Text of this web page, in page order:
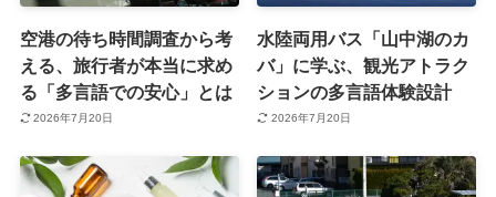
空港の待ち時間調査から考
える、旅行者が本当に求め
る「多言語での安心」とは
2026年7月20日
水陸両用バス「山中湖のカ
バ」に学ぶ、観光アトラク
ションの多言語体験設計
2026年7月20日